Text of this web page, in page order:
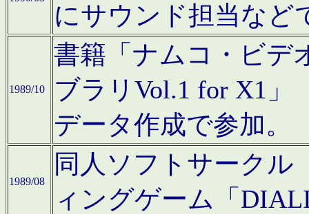
にサウンド担当など
1989/10
書籍「ナムコ・ビデ
ブラリVol.1 for X1」
データ作成で参加。
1989/08
同人ソフトサークル
ィングゲーム「